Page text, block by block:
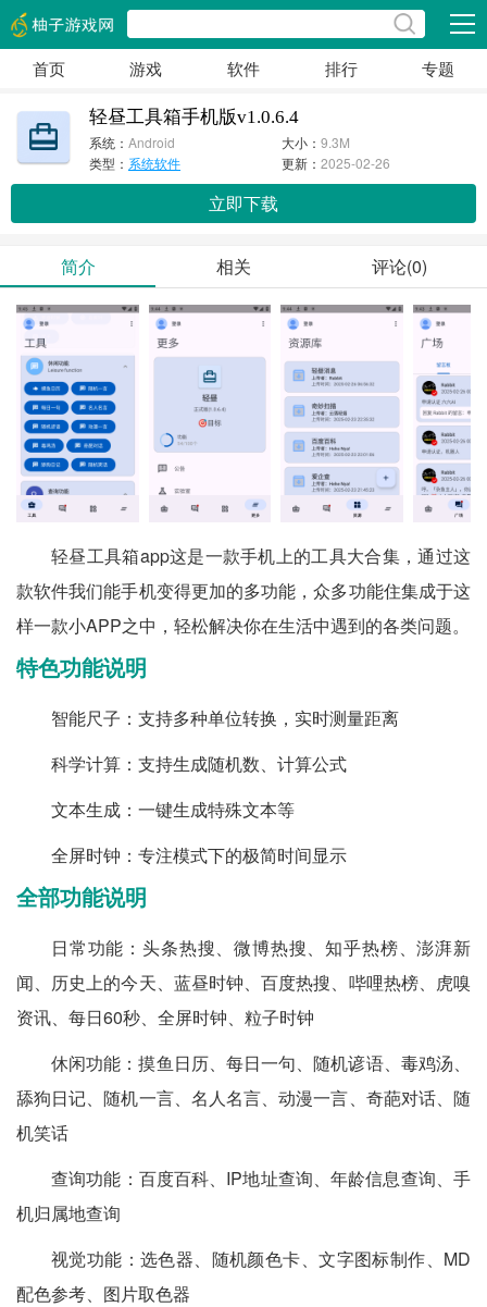
展开
首页 游戏 软件 排行 专题
轻昼工具箱手机版v1.0.6.4
系统： Android 大小：9.3M
类型： 系统软件 更新：2025-02-26
立即下载
简介 相关 评论(0)
轻昼工具箱app这是一款手机上的工具大合集，通过这
款软件我们能手机变得更加的多功能，众多功能住集成于这
样一款小APP之中，轻松解决你在生活中遇到的各类问题。
特色功能说明
智能尺子：支持多种单位转换，实时测量距离
科学计算：支持生成随机数、计算公式
文本生成：一键生成特殊文本等
全屏时钟：专注模式下的极简时间显示
全部功能说明
日常功能：头条热搜、微博热搜、知乎热榜、澎湃新
闻、历史上的今天、蓝昼时钟、百度热搜、哔哩热榜、虎嗅
资讯、每日60秒、全屏时钟、粒子时钟
休闲功能：摸鱼日历、每日一句、随机谚语、毒鸡汤、
舔狗日记、随机一言、名人名言、动漫一言、奇葩对话、随
机笑话
查询功能：百度百科、IP地址查询、年龄信息查询、手
机归属地查询
视觉功能：选色器、随机颜色卡、文字图标制作、MD
配色参考、图片取色器